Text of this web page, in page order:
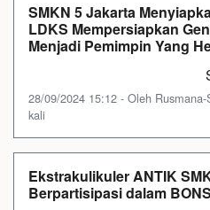
SMKN 5 Jakarta
LDKS Mempersiapkan
Menjadi Pemimpin Yang
28/09/2024 15:12 - Oleh
kali
Ekstrakulikuler ANTIK
Berpartisipasi dalam